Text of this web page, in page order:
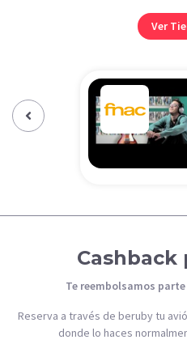
Ver
Previous‹
Cashback
Te reembolsamos
Reserva a través de beruby tu
donde lo haces